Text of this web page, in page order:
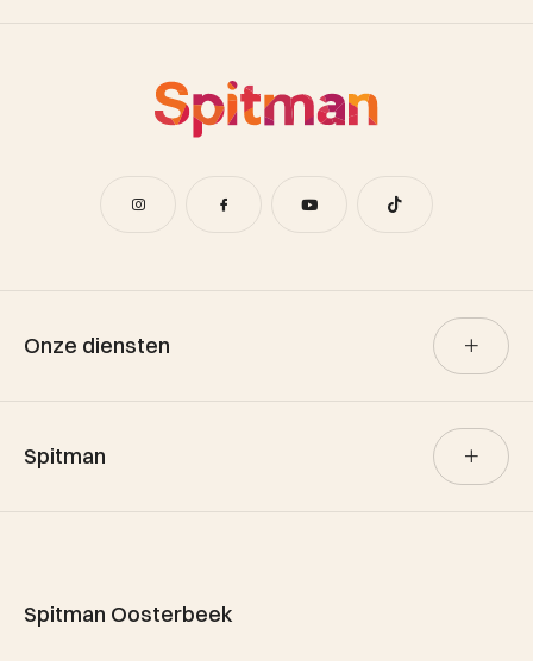
Onze diensten
Aankoop
Spitman
Referenties
Spitman Oosterbeek